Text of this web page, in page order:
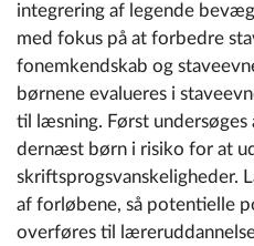
integrering af legende
med fokus på at forbedre
fonemkendskab og
børnene evalueres i
til læsning. Først undersøges
dernæst børn i risiko for at
skriftsprogsvanskeligheder.
af forløbene, så potentielle
overføres til